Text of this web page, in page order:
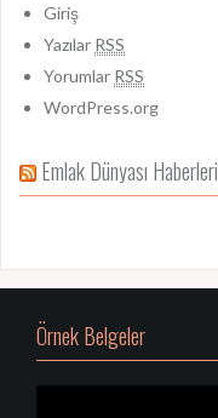
Giriş
Yazılar RSS
Yorumlar RSS
WordPress.org
Emlak Dünyası Haberleri
Örnek Belgeler